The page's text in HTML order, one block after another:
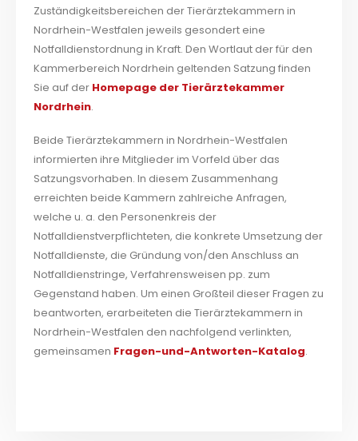
Zuständigkeitsbereichen der Tierärztekammern in
Nordrhein-Westfalen jeweils gesondert eine
Notfalldienstordnung in Kraft. Den Wortlaut der für den
Kammerbereich Nordrhein geltenden Satzung finden
Sie auf der Homepage der Tierärztekammer
Nordrhein.
Beide Tierärztekammern in Nordrhein-Westfalen
informierten ihre Mitglieder im Vorfeld über das
Satzungsvorhaben. In diesem Zusammenhang
erreichten beide Kammern zahlreiche Anfragen,
welche u. a. den Personenkreis der
Notfalldienstverpflichteten, die konkrete Umsetzung der
Notfalldienste, die Gründung von/den Anschluss an
Notfalldienstringe, Verfahrensweisen pp. zum
Gegenstand haben. Um einen Großteil dieser Fragen zu
beantworten, erarbeiteten die Tierärztekammern in
Nordrhein-Westfalen den nachfolgend verlinkten,
gemeinsamen Fragen-und-Antworten-Katalog.